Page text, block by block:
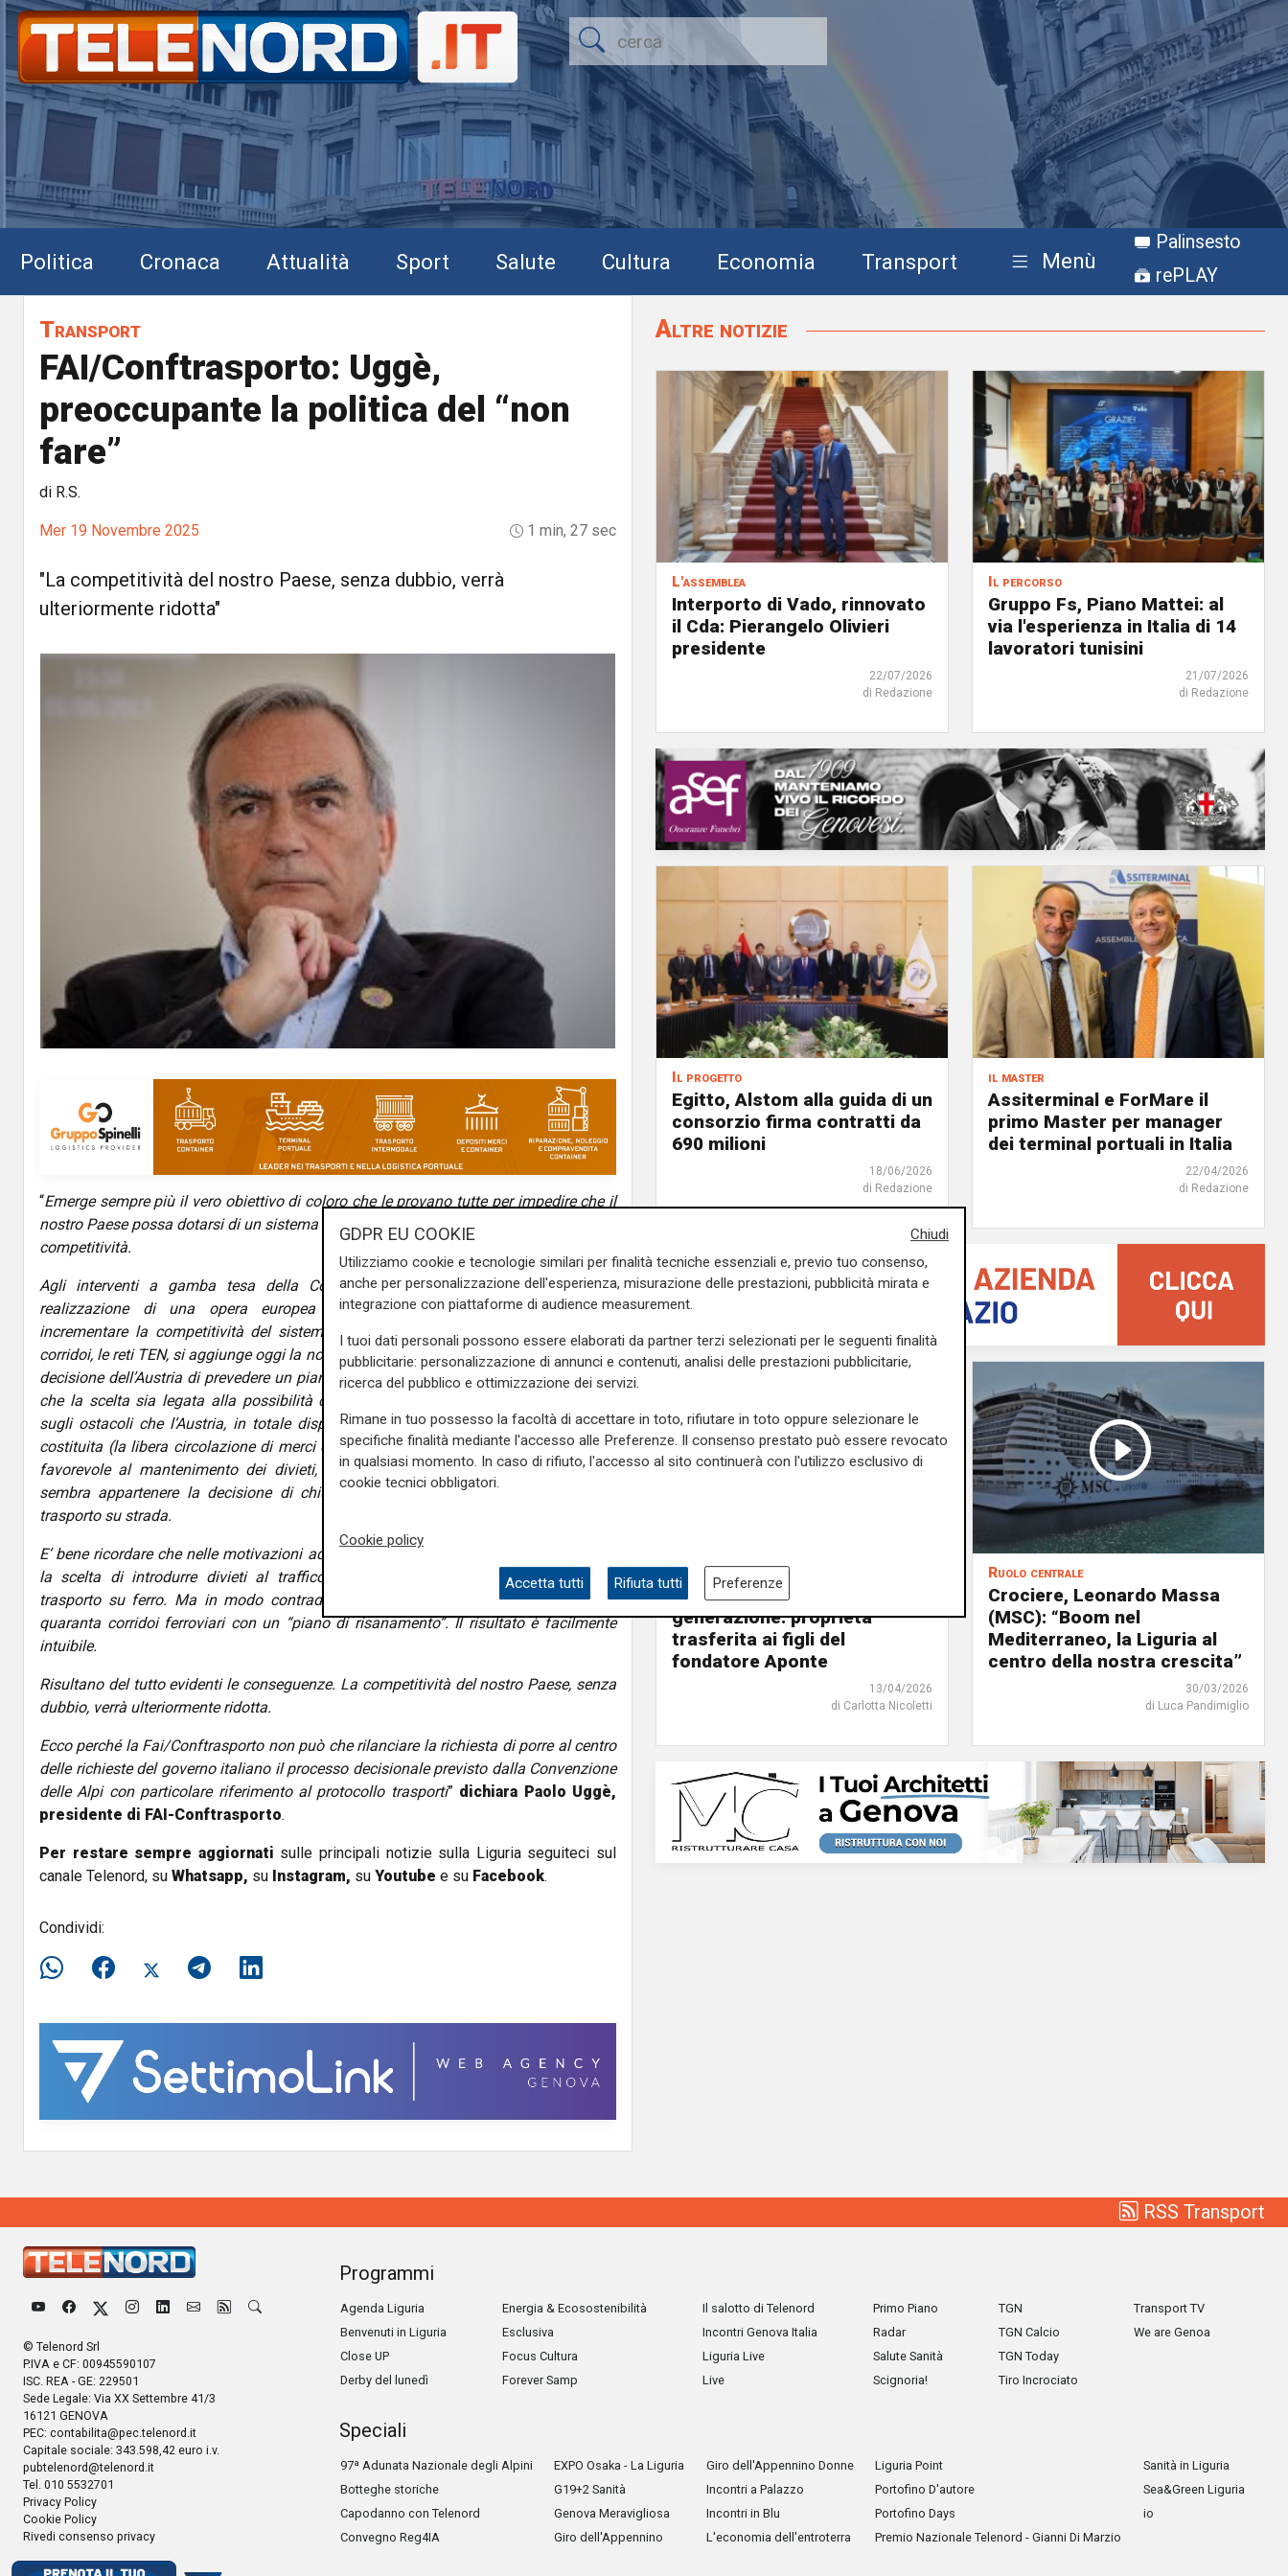
Politica Cronaca Attualità Sport Salute Cultura Economia Transport Menù
Palinsesto
rePLAY
Transport
FAI/Conftrasporto: Uggè,
preoccupante la politica del “non
fare”
di R.S.
Mer 19 Novembre 2025 1 min, 27 sec
"La competitività del nostro Paese, senza dubbio, verrà
ulteriormente ridotta"
“Emerge sempre più il vero obiettivo di coloro che le provano tutte per impedire che il
nostro Paese possa dotarsi di un sistema infrastrutturale in grado di incrementarne la
competitività.
Agli interventi a gamba tesa della Corte dei Conti, che prova a bloccare la
realizzazione di una opera europea (Ponte sullo Stretto) immaginata per
incrementare la competitività del sistema europeo, attraverso la realizzazione dei
corridoi, le reti TEN, si aggiunge oggi la notizia, che il Sole 24 Ore rende evidente, della
decisione dell’Austria di prevedere un piano di interventi sulle reti ferroviarie. Pensare
che la scelta sia legata alla possibilità che il pronunciamento della Corte europea
sugli ostacoli che l’Austria, in totale dispregio del principio sul quale l’Unione si è
costituita (la libera circolazione di merci e persone) continua ad applicare, non sarà
favorevole al mantenimento dei divieti, non è peregrina. Proprio a questa ottica
sembra appartenere la decisione di chiusure delle linee ferroviarie, alternativa al
trasporto su strada.
E’ bene ricordare che nelle motivazioni addotte dal governo austriaco per supportare
la scelta di introdurre divieti al traffico pesante, è presente proprio l’utilizzo al
trasporto su ferro. Ma in modo contradditorio ecco la decisione di intervenire su
quaranta corridoi ferroviari con un “piano di risanamento”. Il risultato è facilmente
intuibile.
Risultano del tutto evidenti le conseguenze. La competitività del nostro Paese, senza
dubbio, verrà ulteriormente ridotta.
Ecco perché la Fai/Conftrasporto non può che rilanciare la richiesta di porre al centro
delle richieste del governo italiano il processo decisionale previsto dalla Convenzione
delle Alpi con particolare riferimento al protocollo trasporti” dichiara Paolo Uggè,
presidente di FAI-Conftrasporto.
Per restare sempre aggiornati sulle principali notizie sulla Liguria seguiteci sul
canale Telenord, su Whatsapp, su Instagram, su Youtube e su Facebook.
Condividi:
Altre notizie
L'assemblea
Interporto di Vado, rinnovato
il Cda: Pierangelo Olivieri
presidente
22/07/2026
di Redazione
Il percorso
Gruppo Fs, Piano Mattei: al
via l'esperienza in Italia di 14
lavoratori tunisini
21/07/2026
di Redazione
Il progetto
Egitto, Alstom alla guida di un
consorzio firma contratti da
690 milioni
18/06/2026
di Redazione
il master
Assiterminal e ForMare il
primo Master per manager
dei terminal portuali in Italia
22/04/2026
di Redazione
il passaggio
MSC passa alla nuova
generazione: proprietà
trasferita ai figli del
fondatore Aponte
13/04/2026
di Carlotta Nicoletti
Ruolo centrale
Crociere, Leonardo Massa
(MSC): “Boom nel
Mediterraneo, la Liguria al
centro della nostra crescita”
30/03/2026
di Luca Pandimiglio
RSS Transport
© Telenord Srl
P.IVA e CF: 00945590107
ISC. REA - GE: 229501
Sede Legale: Via XX Settembre 41/3
16121 GENOVA
PEC: contabilita@pec.telenord.it
Capitale sociale: 343.598,42 euro i.v.
pubtelenord@telenord.it
Tel. 010 5532701
Privacy Policy
Cookie Policy
Rivedi consenso privacy
Programmi
Agenda Liguria
Benvenuti in Liguria
Close UP
Derby del lunedì
Energia & Ecosostenibilità
Esclusiva
Focus Cultura
Forever Samp
Il salotto di Telenord
Incontri Genova Italia
Liguria Live
Live
Primo Piano
Radar
Salute Sanità
Scignoria!
TGN
TGN Calcio
TGN Today
Tiro Incrociato
Transport TV
We are Genoa
Speciali
97ª Adunata Nazionale degli Alpini
Botteghe storiche
Capodanno con Telenord
Convegno Reg4IA
EXPO Osaka - La Liguria
G19+2 Sanità
Genova Meravigliosa
Giro dell'Appennino
Giro dell'Appennino Donne
Incontri a Palazzo
Incontri in Blu
L'economia dell'entroterra
Liguria Point
Portofino D'autore
Portofino Days
Premio Nazionale Telenord - Gianni Di Marzio
Sanità in Liguria
Sea&Green Liguria
io
Chiudi
GDPR EU COOKIE
Utilizziamo cookie e tecnologie similari per finalità tecniche essenziali e, previo tuo consenso,
anche per personalizzazione dell'esperienza, misurazione delle prestazioni, pubblicità mirata e
integrazione con piattaforme di audience measurement.
I tuoi dati personali possono essere elaborati da partner terzi selezionati per le seguenti finalità
pubblicitarie: personalizzazione di annunci e contenuti, analisi delle prestazioni pubblicitarie,
ricerca del pubblico e ottimizzazione dei servizi.
Rimane in tuo possesso la facoltà di accettare in toto, rifiutare in toto oppure selezionare le
specifiche finalità mediante l'accesso alle Preferenze. Il consenso prestato può essere revocato
in qualsiasi momento. In caso di rifiuto, l'accesso al sito continuerà con l'utilizzo esclusivo di
cookie tecnici obbligatori.
Cookie policy
Accetta tutti Rifiuta tutti Preferenze